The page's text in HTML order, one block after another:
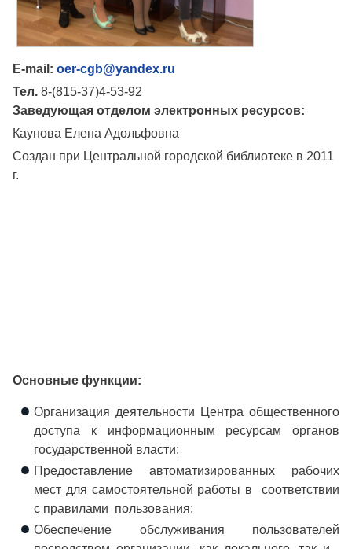
E-mail: oer-cgb@yandex.ru
Тел.8-(815-37)4-53-92
Заведующая отделом электронных ресурсов:
Каунова Елена Адольфовна
Создан при Центральной городской библиотеке в 2011
г.
Основные функции:
Организация деятельности Центра общественного
доступа к информационным ресурсам органов
государственной власти;
Предоставление автоматизированных рабочих
мест для самостоятельной работы в соответствии
с правилами пользования;
Обеспечение обслуживания пользователей